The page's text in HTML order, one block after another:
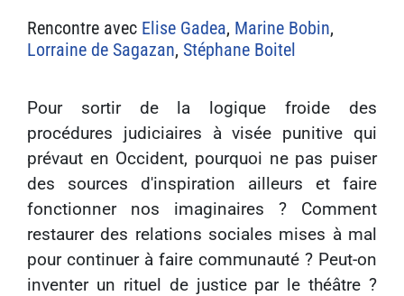
Rencontre avec Elise Gadea, Marine Bobin,
Lorraine de Sagazan, Stéphane Boitel
Pour sortir de la logique froide des
procédures judiciaires à visée punitive qui
prévaut en Occident, pourquoi ne pas puiser
des sources d'inspiration ailleurs et faire
fonctionner nos imaginaires ? Comment
restaurer des relations sociales mises à mal
pour continuer à faire communauté ? Peut-on
inventer un rituel de justice par le théâtre ?